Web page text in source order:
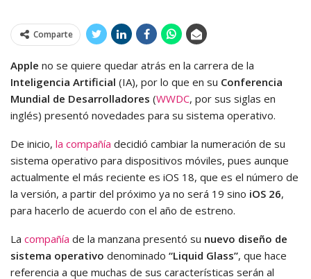
Comparte
Apple no se quiere quedar atrás en la carrera de la
Inteligencia Artificial (IA), por lo que en su Conferencia
Mundial de Desarrolladores (WWDC, por sus siglas en
inglés) presentó novedades para su sistema operativo.
De inicio, la compañía decidió cambiar la numeración de su
sistema operativo para dispositivos móviles, pues aunque
actualmente el más reciente es iOS 18, que es el número de
la versión, a partir del próximo ya no será 19 sino iOS 26,
para hacerlo de acuerdo con el año de estreno.
La compañía de la manzana presentó su nuevo diseño de
sistema operativo denominado “Liquid Glass”, que hace
referencia a que muchas de sus características serán al